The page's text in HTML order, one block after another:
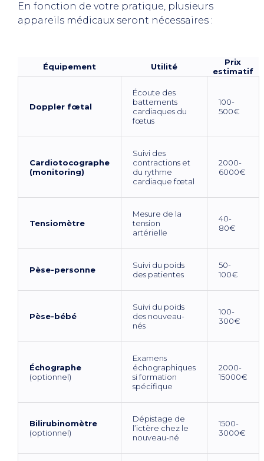
En fonction de votre pratique, plusieurs
appareils médicaux seront nécessaires :
Équipement Utilité
Prix
estimatif
Doppler fœtal
Écoute des
battements
cardiaques du
fœtus
100-
500€
Cardiotocographe
(monitoring)
Suivi des
contractions et
du rythme
cardiaque fœtal
2000-
6000€
Tensiomètre
Mesure de la
tension
artérielle
40-
80€
Pèse-personne
Suivi du poids
des patientes
50-
100€
Pèse-bébé
Suivi du poids
des nouveau-
nés
100-
300€
Échographe
(optionnel)
Examens
échographiques
si formation
spécifique
2000-
15000€
Bilirubinomètre
(optionnel)
Dépistage de
l’ictère chez le
nouveau-né
1500-
3000€